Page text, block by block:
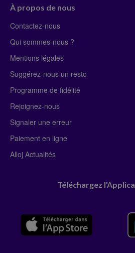
À propos de nous
Contactez-nous
Qui sommes-nous ?
Mentions légales
Suggérez-nous un resto
Programme de fidélité
Rejoignez-nous
Signaler une erreur
Paiement en ligne
Alloj Actualités
Téléchargez